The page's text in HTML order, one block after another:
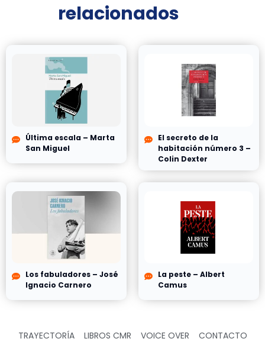
relacionados
Última escala – Marta
San Miguel
El secreto de la
habitación número 3 –
Colin Dexter
Los fabuladores – José
Ignacio Carnero
La peste – Albert
Camus
TRAYECTORÍA LIBROS CMR VOICE OVER CONTACTO